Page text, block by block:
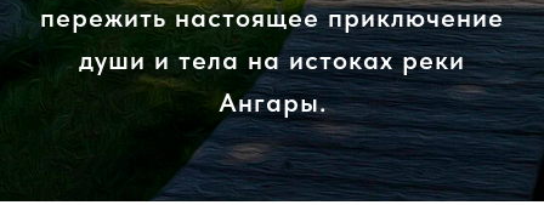
пережить настоящее приключение
души и тела на истоках реки
Ангары.